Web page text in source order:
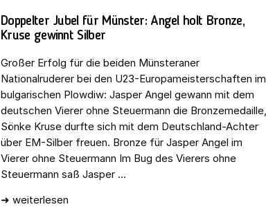
Doppelter Jubel für Münster: Angel holt Bronze,
Kruse gewinnt Silber
Großer Erfolg für die beiden Münsteraner
Nationalruderer bei den U23-Europameisterschaften im
bulgarischen Plowdiw: Jasper Angel gewann mit dem
deutschen Vierer ohne Steuermann die Bronzemedaille,
Sönke Kruse durfte sich mit dem Deutschland-Achter
über EM-Silber freuen. Bronze für Jasper Angel im
Vierer ohne Steuermann Im Bug des Vierers ohne
Steuermann saß Jasper ...
➜ weiterlesen